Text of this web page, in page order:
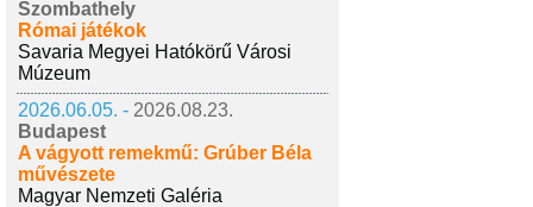
Szombathely
Római játékok
Savaria Megyei Hatókörű Városi
Múzeum
2026.06.05. - 2026.08.23.
Budapest
A vágyott remekmű: Grúber Béla
művészete
Magyar Nemzeti Galéria